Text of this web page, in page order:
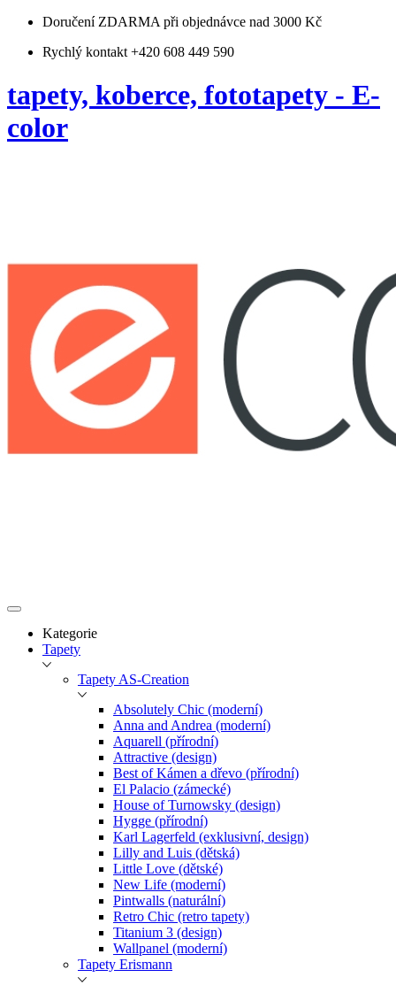
Doručení ZDARMA při objednávce nad 3000 Kč
Rychlý kontakt +420 608 449 590
tapety, koberce, fototapety - E-
color
Kategorie
Tapety
Tapety AS-Creation
Absolutely Chic (moderní)
Anna and Andrea (moderní)
Aquarell (přírodní)
Attractive (design)
Best of Kámen a dřevo (přírodní)
El Palacio (zámecké)
House of Turnowsky (design)
Hygge (přírodní)
Karl Lagerfeld (exklusivní, design)
Lilly and Luis (dětská)
Little Love (dětské)
New Life (moderní)
Pintwalls (naturální)
Retro Chic (retro tapety)
Titanium 3 (design)
Wallpanel (moderní)
Tapety Erismann